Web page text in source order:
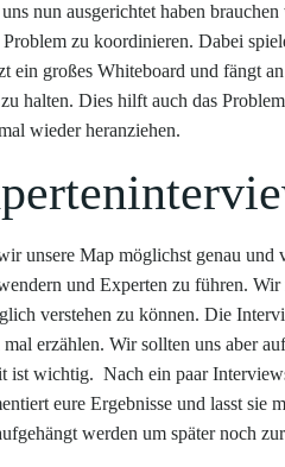
nun ausgerichtet haben
Problem zu koordinieren. Dabei
ein großes Whiteboard und fängt
halten. Dies hilft auch das
wieder heranziehen.
unsere Map möglichst genau und
und Experten zu führen. Wir
verstehen zu können. Die
mal erzählen. Wir sollten uns aber
ist wichtig. Nach ein paar
eure Ergebnisse und lasst sie
werden um später noch